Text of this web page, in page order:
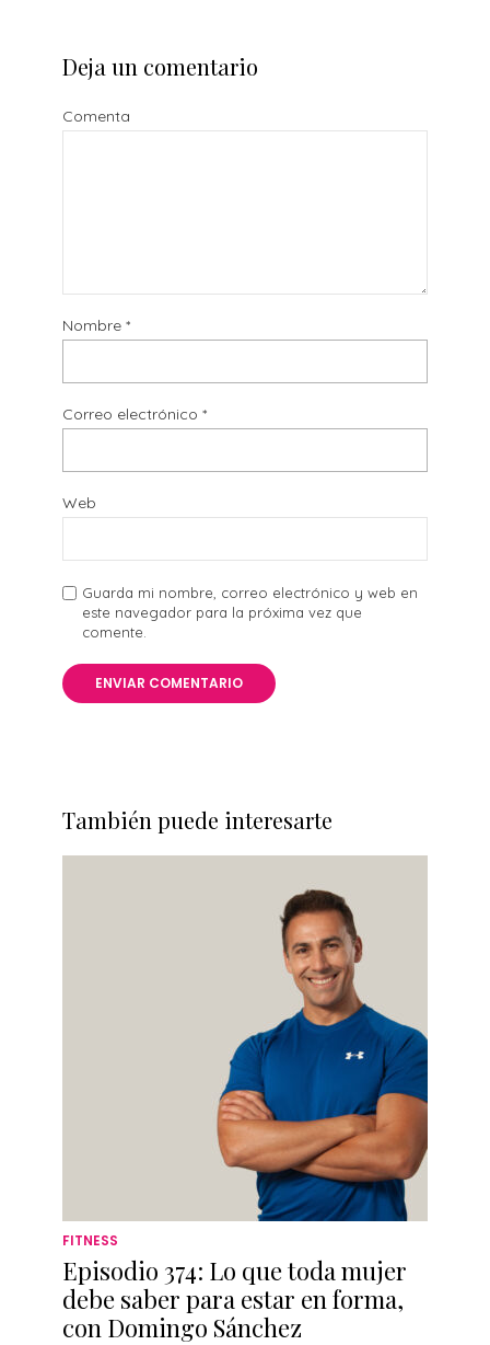
Deja un comentario
Comenta
Nombre *
Correo electrónico *
Web
Guarda mi nombre, correo electrónico y web en
este navegador para la próxima vez que
comente.
También puede interesarte
FITNESS
Episodio 374: Lo que toda mujer
debe saber para estar en forma,
con Domingo Sánchez